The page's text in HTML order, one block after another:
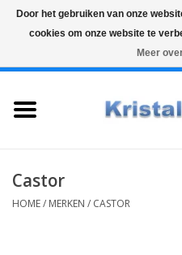
Karaffen
Castor
HOME/ MERKEN / CASTOR
Door het gebruiken van onze
cookies om onze website te
Meer